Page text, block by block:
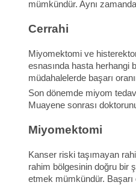
mümkündür. Aynı
Cerrahi
Miyomektomi ve
esnasında hasta herhangi
müdahalelerde başarı
Son dönemde miyom
Muayene sonrası
Miyomektomi
Kanser riski taşımayan
rahim bölgesinin doğru bir
etmek mümkündür.